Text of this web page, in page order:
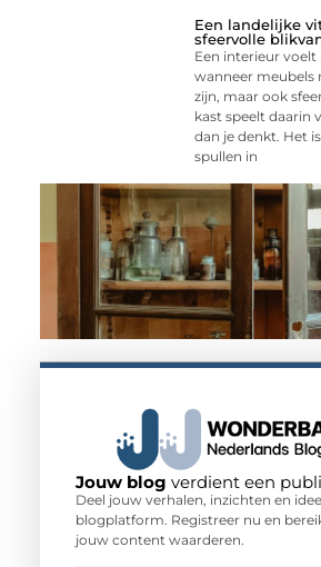
Een landelijke
sfeervolle
Een interieur
wanneer meubels
zijn, maar ook
kast speelt daarin
dan je denkt. Het
spullen in
Jouw blog verdient een
Deel jouw verhalen, inzichten en
blogplatform. Registreer nu en
jouw content waarderen.